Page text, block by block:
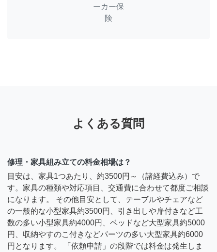
ーカー保
険
よくある質問
修理・家具組み立ての料金相場は？
目安は、家具1つあたり、約3500円～（諸経費込み）で
す。家具の種類や対応項目、交通費に合わせて都度ご相談
になります。 その他目安として、テーブルやチェアなど
の一般的な小型家具約3500円、引き出しや扉付きなど工
数の多い小型家具約4000円、ベッドなど大型家具約5000
円、収納やすのこ付きなどパーツの多い大型家具約6000
円となります。 「依頼申請」の段階では料金は発生しま